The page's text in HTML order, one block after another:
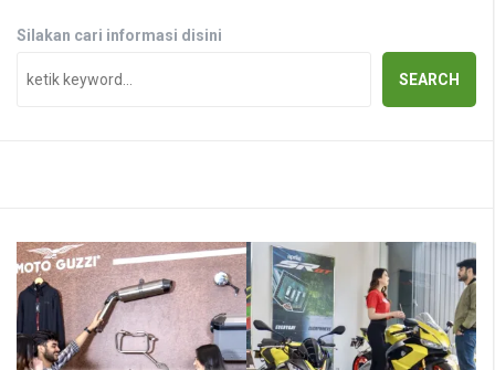
Silakan cari informasi disini
SEARCH